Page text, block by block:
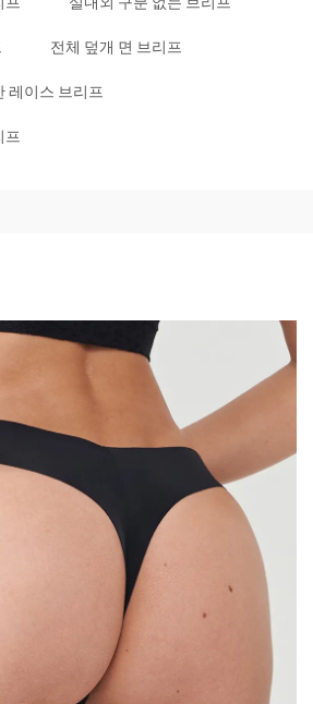
전체 덮개 면 브리프
레이스 브리프
프